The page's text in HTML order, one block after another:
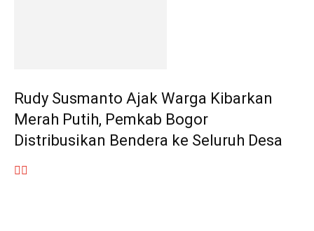
Rudy Susmanto Ajak Warga Kibarkan
Merah Putih, Pemkab Bogor
Distribusikan Bendera ke Seluruh Desa